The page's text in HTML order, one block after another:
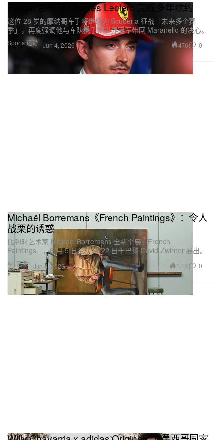
Sports 运动
Ferrari 宣布与 Charles Leclerc 完成多年续约
这位 28 岁的摩纳哥车手将继续为 Scuderia 征战「未来多个赛
季」，再度强调他与车队携手把世界冠军带回 Maranello 的决心。
Jun 4, 2026 476 0
Art 艺术
Michaël Borremans《French Paintings》：令人
战栗的诱惑
比利时艺术家 Michaël Borremans 全新个展「French
Paintings」，6 月 5 日至 7 月 22 日于巴黎 David Zwirner 展出。
Jun 4, 2026 1.1K 0